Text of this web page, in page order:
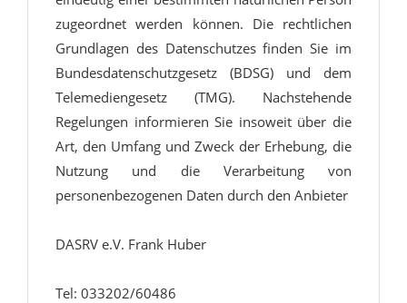
zugeordnet werden können. Die rechtlichen
Grundlagen des Datenschutzes finden Sie im
Bundesdatenschutzgesetz (BDSG) und dem
Telemediengesetz (TMG). Nachstehende
Regelungen informieren Sie insoweit über die
Art, den Umfang und Zweck der Erhebung, die
Nutzung und die Verarbeitung von
personenbezogenen Daten durch den Anbieter
DASRV e.V. Frank Huber
Tel: 033202/60486